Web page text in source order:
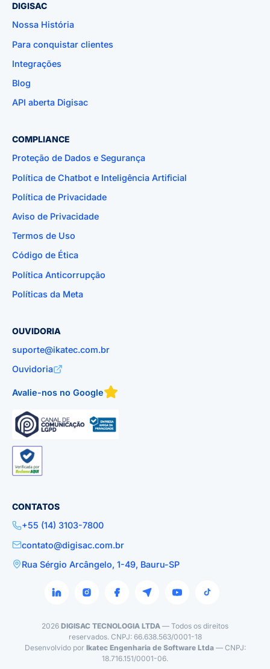
DIGISAC
Nossa História
Para conquistar clientes
Integrações
Blog
API aberta Digisac
COMPLIANCE
Proteção de Dados e Segurança
Política de Chatbot e Inteligência Artificial
Política de Privacidade
Aviso de Privacidade
Termos de Uso
Código de Ética
Política Anticorrupção
Políticas da Meta
OUVIDORIA
suporte@ikatec.com.br
Ouvidoria
Avalie-nos no Google
CONTATOS
+55 (14) 3103-7800
contato@digisac.com.br
Rua Sérgio Arcângelo, 1-49, Bauru-SP
2026 DIGISAC TECNOLOGIA LTDA — Todos os direitos
reservados. CNPJ: 66.638.563/0001-18
Desenvolvido por Ikatec Engenharia de Software Ltda— CNPJ:
18.716.151/0001-06.